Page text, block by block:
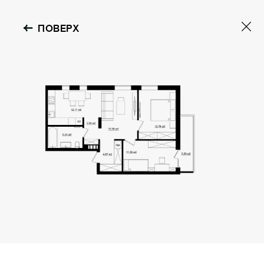
ПОВЕРХ